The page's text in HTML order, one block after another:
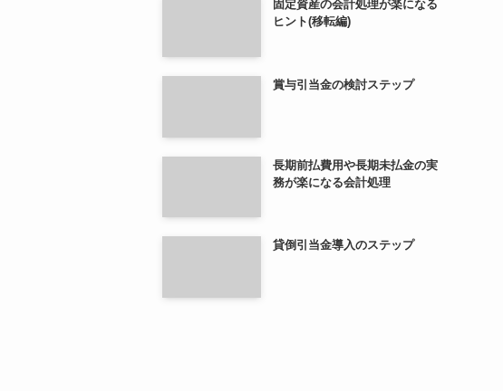
固定資産の会計処理が楽になる
ヒント(移転編)
賞与引当金の検討ステップ
長期前払費用や長期未払金の実
務が楽になる会計処理
貸倒引当金導入のステップ